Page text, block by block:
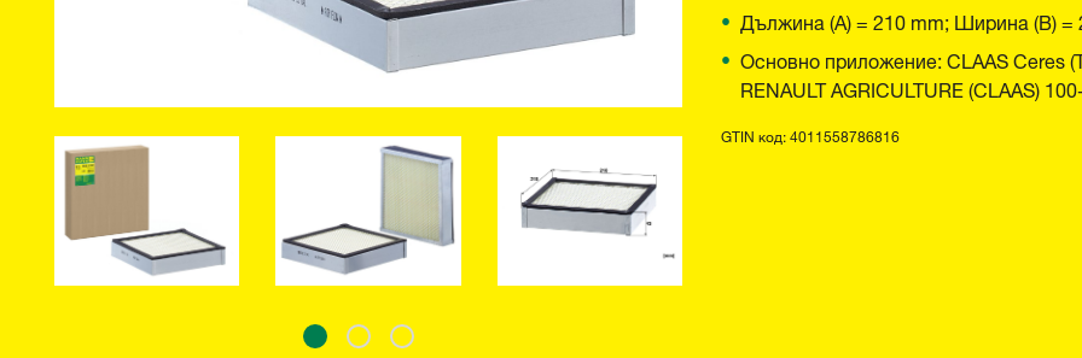
Дължина (A) = 210 mm; Ширина (B) =
Основно приложение: CLAAS Ceres
RENAULT AGRICULTURE (CLAAS)
GTIN код: 4011558786816